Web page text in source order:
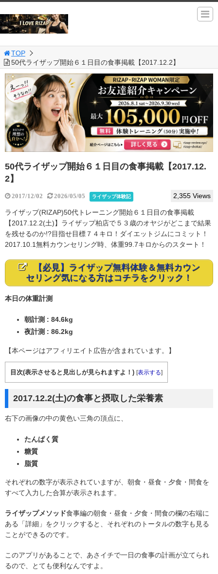
TOP
50代ライザップ開始６１日目の食事掲載【2017.12.2】
50代ライザップ開始６１日目の食事掲載【2017.12.
2】
2017/12/02 2026/05/05 ライザップ体験記 2,355 Views
ライザップ(RIZAP)50代トレーニング開始６１日目の食事掲載
【2017.12.2(土)】ライザップ柏店で５３歳のオヤジがどこまで結果
を残せるのか!?目指せ目標７４キロ！ダイエットジムにコミット！
2017.10.1無料カウンセリング時、体重99.7キロからのスタート！
【必見】ライザップ無料体験＆無料カウン
セリング気になる方はコチラをクリック！
本日の体重計測
朝計測 : 84.6kg
夜計測 : 86.2kg
【本ページはアフィリエイト広告が含まれています。】
目次(表示させると見出しが見られますよ！) [表示する]
2017.12.2(土)の食事と摂取した栄養素
右下の画像の中の黄色い三角の頂点に、
たんぱく質
糖質
脂質
それぞれの数字が表示されていますが、朝食・昼食・夕食・間食を
すべて入力した合算が表示されます。
ライザップメソッド食事編の朝食・昼食・夕食・間食の欄の右端に
ある「詳細」をクリックすると、それぞれのトータルの数字も見る
ことができるのです。
このアプリがあることで、あさイチで一日の食事の計画が立てられ
るので、とても便利なんですよ。